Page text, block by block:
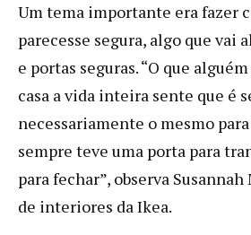
Um tema importante era fazer
parecesse segura, algo que vai
e portas seguras. “O que
casa a vida inteira sente que é
necessariamente o mesmo
sempre teve uma porta para
para fechar”, observa
de interiores da Ikea.